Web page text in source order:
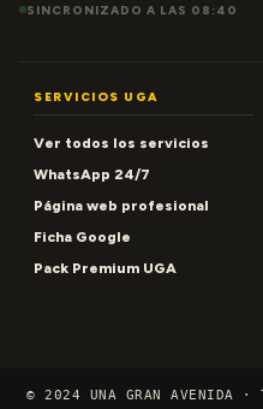
SINCRONIZADO A LAS 08:40
SERVICIOS UGA
Ver todos los servicios
WhatsApp 24/7
Página web profesional
Ficha Google
Pack Premium UGA
© 2024 UNA GRAN AVENIDA ·